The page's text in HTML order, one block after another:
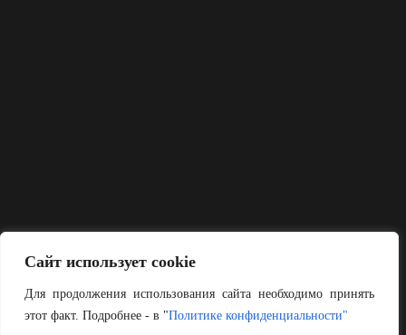
Сайт использует cookie
Для продолжения использования сайта необходимо принять
этот факт. Подробнее - в "Политике конфиденциальности"